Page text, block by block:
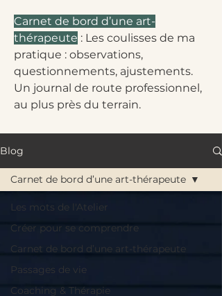
Carnet de bord d’une art-
thérapeute : Les coulisses de ma
pratique : observations,
questionnements, ajustements.
Un journal de route professionnel,
au plus près du terrain.
Blog
Les mots de l'Atelier
Créer pour se comprendre
Carnet de bord d’une art-thérapeute
Passages de vie
Coaching & Thérapie
Carnet de bord d’une art-thérapeute